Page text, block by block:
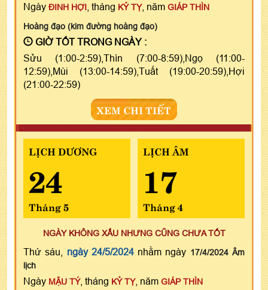
Ngày ĐINH HỢI , tháng KỶ TỴ, năm GIÁP THÌN
Hoàng đạo (kim đường hoàng đạo)
GIỜ TỐT TRONG NGÀY :
Sửu (1:00-2:59),Thìn (7:00-8:59),Ngọ (11:00-
12:59),Mùi (13:00-14:59),Tuất (19:00-20:59),Hợi
(21:00-22:59)
XEM CHI TIẾT
LỊCH DƯƠNG
24
Tháng 5
LỊCH ÂM
17
Tháng 4
NGÀY KHÔNG XẤU NHƯNG CŨNG CHƯA TỐT
Thứ sáu, ngày 24/5/2024nhằm ngày 17/4/2024 Âm
lịch
Ngày MẬU TÝ, tháng KỶ TỴ, năm GIÁP THÌN